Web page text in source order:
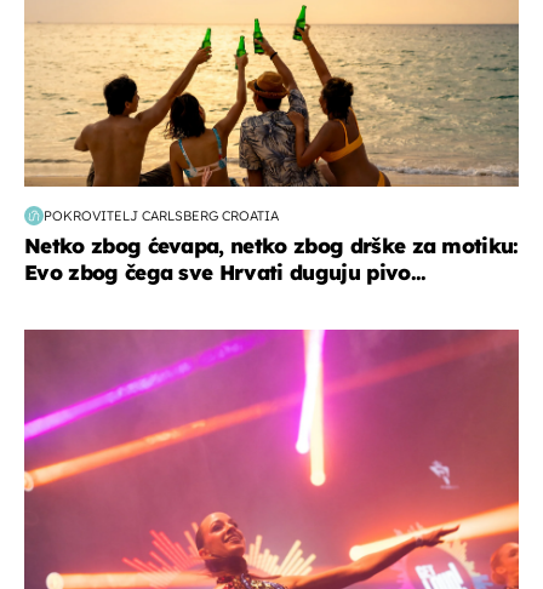
POKROVITELJ CARLSBERG CROATIA
Netko zbog ćevapa, netko zbog drške za motiku:
Evo zbog čega sve Hrvati duguju pivo...